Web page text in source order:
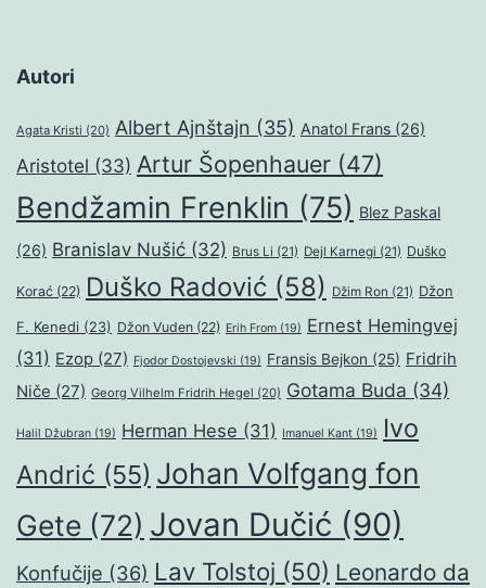
Autori
Agata Kristi (20) Albert Ajnštajn (35) Anatol Frans (26)
Aristotel (33) Artur Šopenhauer (47)
Bendžamin Frenklin (75) Blez Paskal
(26) Branislav Nušić (32) Brus Li (21) Dejl Karnegi (21) Duško
Korać (22) Duško Radović (58) Džim Ron (21) Džon
F. Kenedi (23) Džon Vuden (22) Erih From (19) Ernest Hemingvej
(31) Ezop (27) Fjodor Dostojevski (19) Fransis Bejkon (25) Fridrih
Niče (27) Georg Vilhelm Fridrih Hegel (20) Gotama Buda (34)
Halil Džubran (19) Herman Hese (31) Imanuel Kant (19)
Ivo
Andrić (55) Johan Volfgang fon
Gete (72) Jovan Dučić (90)
Konfučije (36) Lav Tolstoj (50) Leonardo da